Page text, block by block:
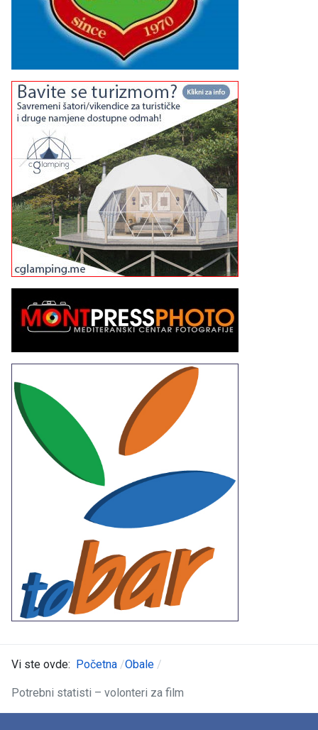
Vi ste ovde: Početna Obale
Potrebni statisti – volonteri za film